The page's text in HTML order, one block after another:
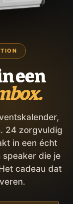
een
24 zorgvuldig
in een écht
speaker die je
cadeau dat